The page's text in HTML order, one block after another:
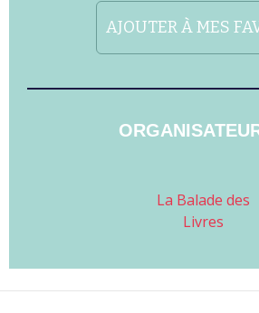
AJOUTER À MES
La Balade des
Livres